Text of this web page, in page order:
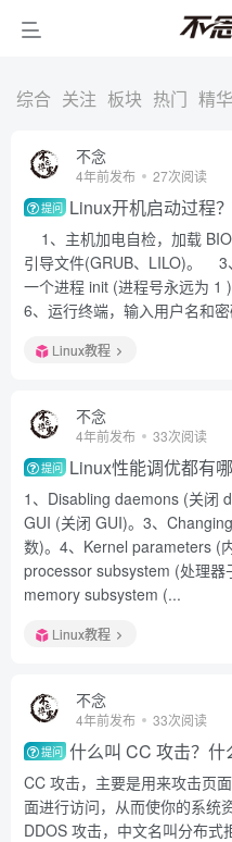
综合 关注 板块 热门 精华
不念
4年前发布 27次阅读
提问 Linux开机启动过程？
1、主机加电自检，加载
引导文件(GRUB、LILO)。
一个进程 init (进程号永远为
6、运行终端，输入用户名和密
Linux教程
不念
4年前发布 33次阅读
提问 Linux性能调优都有
1、Disabling daemons (关闭
GUI (关闭 GUI)。3、
数)。4、Kernel parameters (
processor subsystem (处理
memory subsystem (...
Linux教程
不念
4年前发布 33次阅读
提问 什么叫 CC 攻击？什
CC 攻击，主要是用来攻击页
面进行访问，从而使你的系统
DDOS 攻击，中文名叫分布